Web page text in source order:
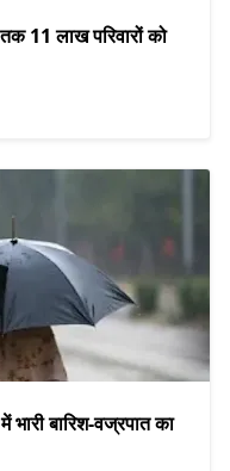
लाख परिवारों को
बारिश-वज्रपात का